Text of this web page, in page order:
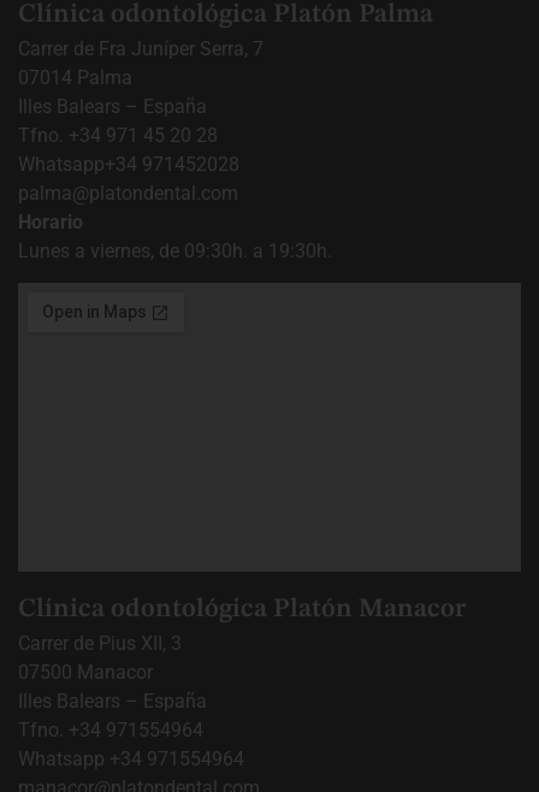
Clínica odontológica Platón Palma
Carrer de Fra Juníper Serra, 7
07014 Palma
Illes Balears – España
Tfno. +34 971 45 20 28
Whatsapp+34 971452028
palma@platondental.com
Horario
Lunes a viernes, de 09:30h. a 19:30h.
Clínica odontológica Platón Manacor
Carrer de Pius XII, 3
07500 Manacor
Illes Balears – España
Tfno. +34 971554964
Whatsapp +34 971554964